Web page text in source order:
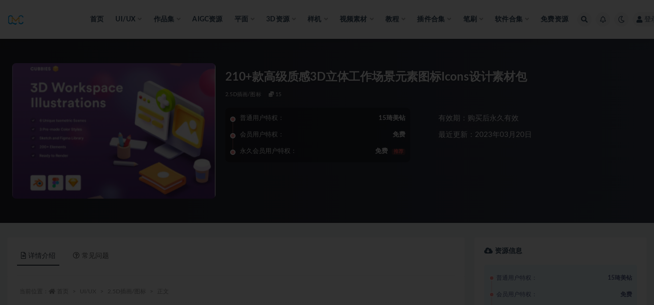
首页 UI/UX 作品集 AIGC资源 平面 3D资源 样机 视频素材 教程 插件合集 笔刷 软件合集 免费资源 登
210+款高级质感3D立体工作场景元素图标Icons设计素材包
2.5D插画/图标 15
普通用户特权： 15琦美钻
会员用户特权： 免费
永久会员用户特权： 免费 推荐
有效期：购买后永久有效
最近更新：2023年03月20日
详情介绍 常见问题
资源信息
普通用户特权： 15琦美钻
会员用户特权： 免费